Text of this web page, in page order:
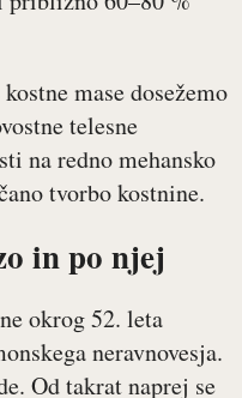
mase dosežemo
telesne
na redno mehansko
tvorbo kostnine.
in po njej
okrog 52. leta
neravnovesja.
Od takrat naprej se